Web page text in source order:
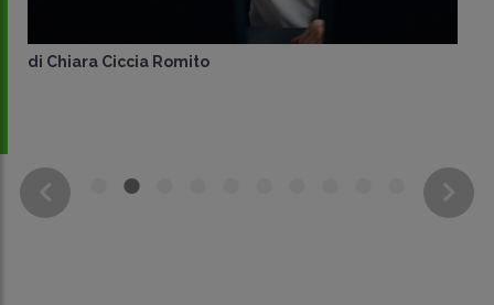
di Chiara Ciccia Romito